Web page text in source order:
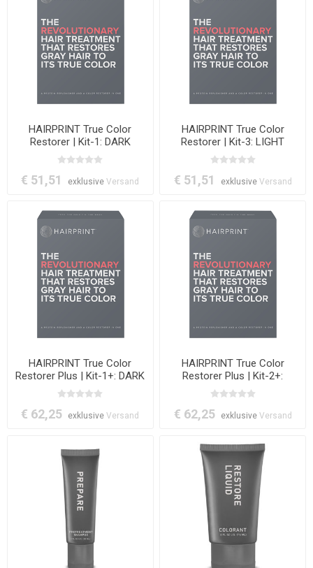
HAIRPRINT True Color
Restorer | Kit-1: DARK
€ 51,51 exklusiveVersand
HAIRPRINT True Color
Restorer | Kit-3: LIGHT
BROWN
€ 51,51 exklusive Versand
HAIRPRINT True Color
Restorer Plus | Kit-1+: DARK
€ 62,25 exklusiveVersand
HAIRPRINT True Color
Restorer Plus | Kit-2+:
BROWN
€ 62,25 exklusive Versand